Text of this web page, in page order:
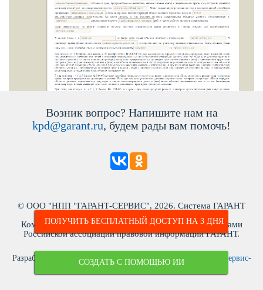
ПОЛУЧИТЬ БЕСПЛАТНЫЙ ДОСТУП НА 3 ДНЯ
СОЗДАТЬ С ПОМОЩЬЮ ИИ
озник вопрос? Напишите нам на
kpd@garant.ru, будем рады вам помочь!
© ООО "НПП "ГАРАНТ-СЕРВИС", 2026. Система ГАРАНТ
ыпускается с 1990 года. ИНН: 7718013048
Компания "Гарант" и ее партнеры являются участниками
Российской ассоциации правовой информации ГАРАНТ.
Разработчик ЭПС Система ГАРАНТ – ООО «НПП «
Гарант-Сервис-
Университет»